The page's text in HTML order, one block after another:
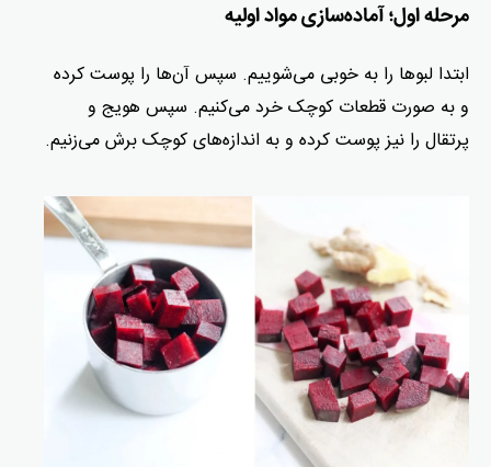
مرحله اول؛ آماده‌سازی مواد اولیه
ابتدا لبوها را به خوبی می‌شوییم. سپس آن‌ها را پوست کرده
و به صورت قطعات کوچک خرد می‌کنیم. سپس هویج و
پرتقال را نیز پوست کرده و به اندازه‌های کوچک برش می‌زنیم.